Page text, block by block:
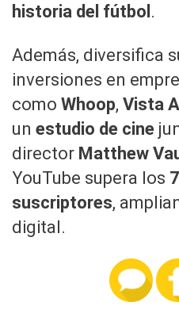
historia del fútbol .
Además, diversifica
inversiones en
como Whoop, Vista
un estudio de cine
director Matthew
YouTube supera los
suscriptores,
digital.